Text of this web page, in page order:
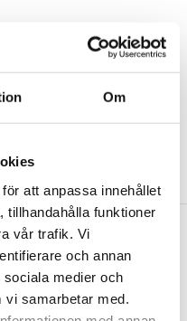
Om
att anpassa innehållet
tillhandahålla funktioner
vår trafik. Vi
och annan
medier och
samarbetar med.